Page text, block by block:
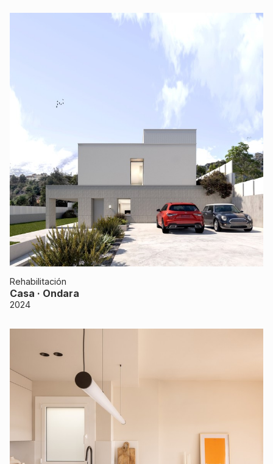
Rehabilitación
Casa · Ondara
2024